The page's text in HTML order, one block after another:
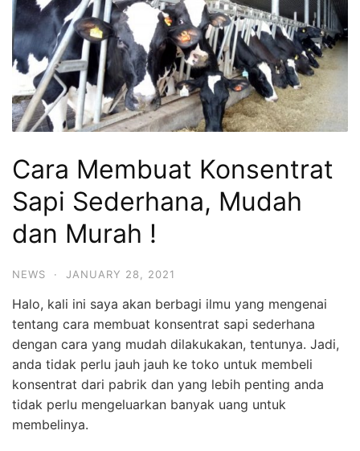
Cara Membuat Konsentrat
Sapi Sederhana, Mudah
dan Murah !
NEWS · JANUARY 28, 2021
Halo, kali ini saya akan berbagi ilmu yang mengenai
tentang cara membuat konsentrat sapi sederhana
dengan cara yang mudah dilakukakan, tentunya. Jadi,
anda tidak perlu jauh jauh ke toko untuk membeli
konsentrat dari pabrik dan yang lebih penting anda
tidak perlu mengeluarkan banyak uang untuk
membelinya.